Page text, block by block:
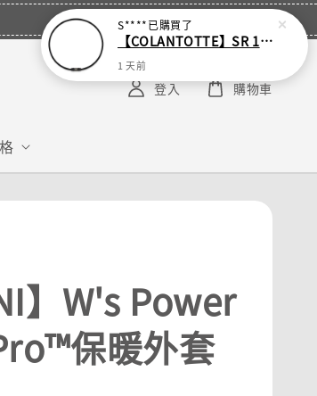
登入 購物車
】W's Power
保暖外套
S****已購買了
【COLANTOTTE】SR 140 NEXT 運動機能磁石項圈
1 天前